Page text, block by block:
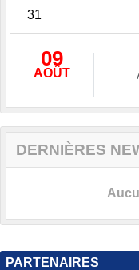
31
09
AOÛT
DERNIÈRES
PARTENAIRES